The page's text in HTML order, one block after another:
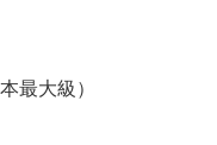
最大級）